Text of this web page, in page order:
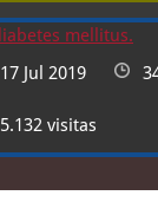
17 Jul 2019
5.132 visitas